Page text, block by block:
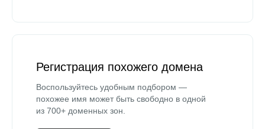
Регистрация похожего домена
Воспользуйтесь удобным подбором —
похожее имя может быть свободно в одной
из 700+ доменных зон.